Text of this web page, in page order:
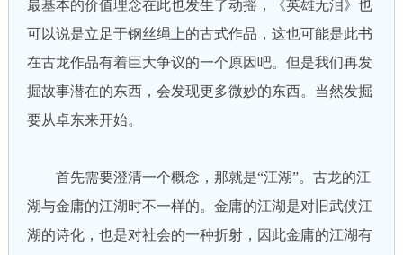
最基本的价值理念在此也发生了动摇，《英雄无泪》也
可以说是立足于钢丝绳上的古式作品，这也可能是此书
在古龙作品有着巨大争议的一个原因吧。但是我们再发
掘故事潜在的东西，会发现更多微妙的东西。当然发掘
要从卓东来开始。
首先需要澄清一个概念，那就是“江湖”。古龙的江
湖与金庸的江湖时不一样的。金庸的江湖是对旧武侠江
湖的诗化，也是对社会的一种折射，因此金庸的江湖有